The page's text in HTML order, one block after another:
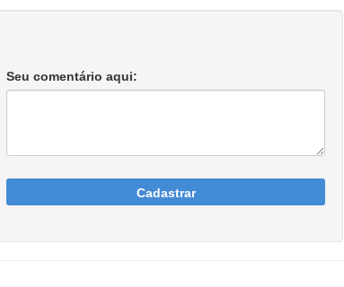
Seu comentário aqui:
Cadastrar